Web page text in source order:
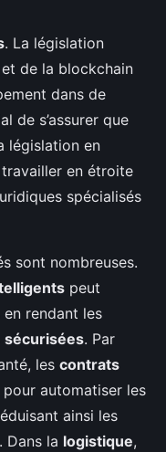
. La législation
et de la blockchain
dans de
de s’assurer que
législation en
en étroite
spécialisés
sont nombreuses.
peut
rendant les
sécurisées. Par
les contrats
automatiser les
ainsi les
Dans la logistique,